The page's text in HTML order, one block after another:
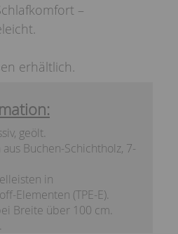
–
erhältlich.
geölt.
Buchen-Schichtholz, 7-
in
Elementen (TPE-E).
Breite über 100 cm.